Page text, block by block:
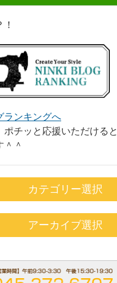
ランキングへ
チッと応援いただけると
＾＾
カテゴリー選択
アーカイブ選択